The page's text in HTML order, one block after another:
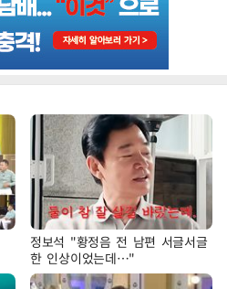
정보석 "황정음 전 남편 서글서글
한 인상이었는데…"